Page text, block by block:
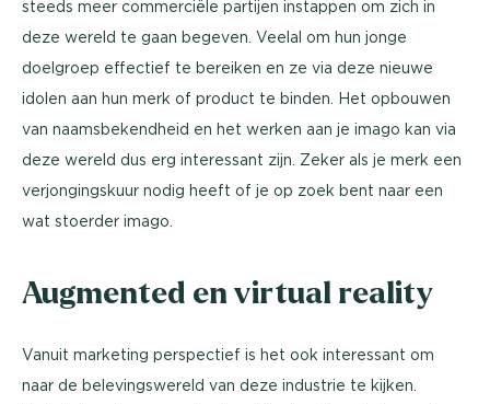
steeds meer commerciële partijen instappen om zich in
deze wereld te gaan begeven. Veelal om hun jonge
doelgroep effectief te bereiken en ze via deze nieuwe
idolen aan hun merk of product te binden. Het opbouwen
van naamsbekendheid en het werken aan je imago kan via
deze wereld dus erg interessant zijn. Zeker als je merk een
verjongingskuur nodig heeft of je op zoek bent naar een
wat stoerder imago.
Augmented en virtual reality
Vanuit marketing perspectief is het ook interessant om
naar de belevingswereld van deze industrie te kijken.